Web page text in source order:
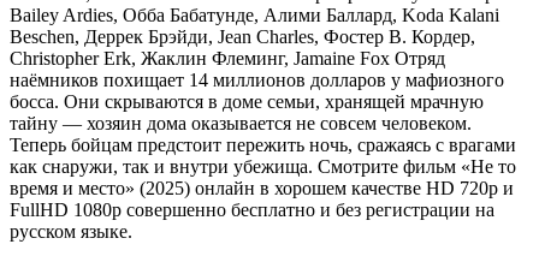
Bailey Ardies, Обба Бабатунде, Алими Баллард, Koda Kalani
Beschen, Деррек Брэйди, Jean Charles, Фостер В. Кордер,
Christopher Erk, Жаклин Флеминг, Jamaine Fox Отряд
наёмников похищает 14 миллионов долларов у мафиозного
босса. Они скрываются в доме семьи, хранящей мрачную
тайну — хозяин дома оказывается не совсем человеком.
Теперь бойцам предстоит пережить ночь, сражаясь с врагами
как снаружи, так и внутри убежища. Смотрите фильм «Не то
время и место» (2025) онлайн в хорошем качестве HD 720p и
FullHD 1080p совершенно бесплатно и без регистрации на
русском языке.